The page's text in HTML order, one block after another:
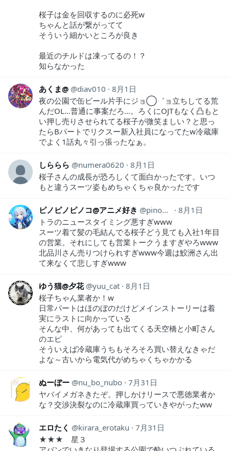
桜子は金を回収するのに必死w
ちゃんと話が繋がってて
そういう細かいところが良き
最近のチルドは凍ってるの！？
知らなかった
あくま@ diav010
8月1日
夜の公園で缶ビール片手にジョ◯゛ョ立ちしてる荒
んだOL…普通に事案だろ…。ろくにOJTもなく凸もと
い押し売りさせられてる桜子が微笑ましい？と思っ
たらBパートでリクスー新入社員になってたw冷蔵庫
でよく1話丸々引っ張ったなぁ。
しららら numera0620
8月1日
桜子さんの成長が恐ろしくて面白かったです。いつ
もと違うスーツ姿もめちゃくちゃ良かったです
ピノピノピノコ@アニメ好き pinopinopino369
8月1日
トラのニュースタイミング悪すぎwww
スーツ着て髪の毛結んでる桜子どう見ても入社1年目
の営業。それにしても営業トークうますぎやろwww
北品川さん売りつけられすぎwww今週は鮫洲さん出
て来なくて悲しすぎwww
ゆう猫@夕花 yuu_cat 8月1日
桜子ちゃん業者か！w
日常パートはほのぼのだけどメインストーリーは着
実にラストに向かっている
そんな中、何があっても出てくる天空橋と小町さん
のエピ
そういえば冷蔵庫うちもそろそろ買い替えなきゃだ
よな～古いから電気代がめちゃくちゃかかる
ぬーぼー nu_bo_nubo 7月31日
ヤバイメガネきたぞ。押しかけリースで悪徳業者か
な？交渉決裂なのに冷蔵庫買っていきやがったww
エロたく kirara_erotaku
7月31日
★★★ 星３